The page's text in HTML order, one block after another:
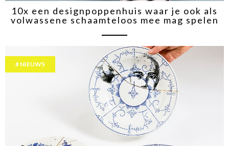
10x een designpoppenhuis waar je ook als
volwassene schaamteloos mee mag spelen
NIEUWS